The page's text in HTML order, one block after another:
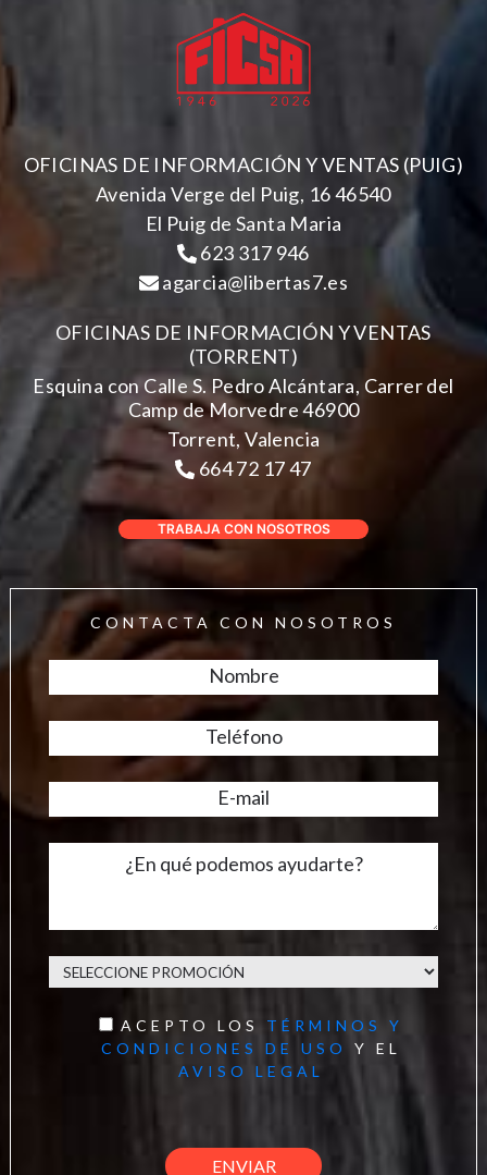
OFICINAS DE INFORMACIÓN Y VENTAS (PUIG)
Avenida Verge del Puig, 16 46540
El Puig de Santa Maria
623 317 946
agarcia@libertas7.es
OFICINAS DE INFORMACIÓN Y VENTAS
(TORRENT)
Esquina con Calle S. Pedro Alcántara, Carrer del
Camp de Morvedre 46900
Torrent, Valencia
664 72 17 47
TRABAJA CON NOSOTROS
CONTACTA CON NOSOTROS
ACEPTO LOS TÉRMINOS Y
CONDICIONES DE USO
Y EL
AVISO LEGAL